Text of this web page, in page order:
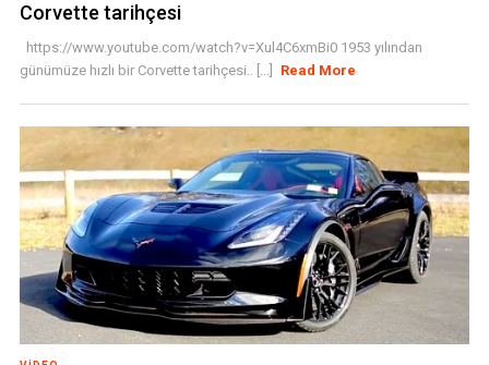
Corvette tarihçesi
https://www.youtube.com/watch?v=Xul4C6xmBi0 1953 yılından
günümüze hızlı bir Corvette tarihçesi.. [...]
Read More